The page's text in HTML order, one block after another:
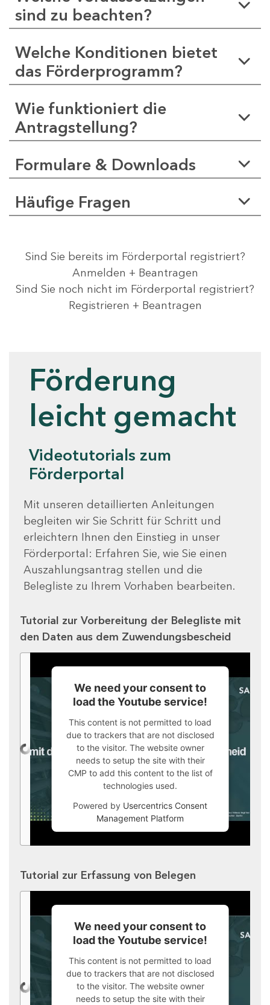
sind zu beachten?
Welche Konditionen bietet
das Förderprogramm?
Wie funktioniert die
Antragstellung?
Formulare & Downloads
Häufige Fragen
Sind Sie bereits im Förderportal registriert?
Anmelden + Beantragen
Sind Sie noch nicht im Förderportal registriert?
Registrieren + Beantragen
Förderung
leicht gemacht
Videotutorials zum
Förderportal
Mit unseren detaillierten Anleitungen
begleiten wir Sie Schritt für Schritt und
erleichtern Ihnen den Einstieg in unser
Förderportal: Erfahren Sie, wie Sie einen
Auszahlungsantrag stellen und die
Belegliste zu Ihrem Vorhaben bearbeiten.
Tutorial zur Vorbereitung der Belegliste mit
den Daten aus dem Zuwendungsbescheid
We need your consent to
load the Youtube service!
This content is not permitted to load
due to trackers that are not disclosed
to the visitor. The website owner
needs to setup the site with their
CMP to add this content to the list of
technologies used.
Powered by Usercentrics Consent
Management Platform
Tutorial zur Erfassung von Belegen
We need your consent to
load the Youtube service!
This content is not permitted to load
due to trackers that are not disclosed
to the visitor. The website owner
needs to setup the site with their